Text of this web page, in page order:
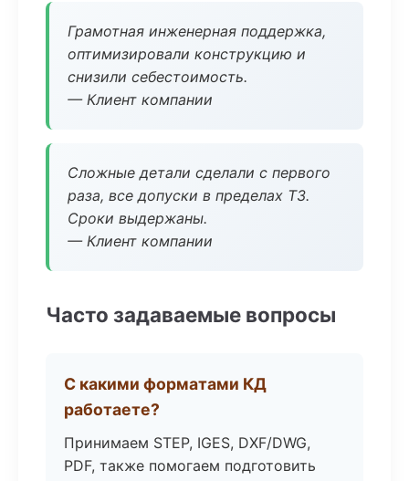
Грамотная инженерная поддержка,
оптимизировали конструкцию и
снизили себестоимость.
— Клиент компании
Сложные детали сделали с первого
раза, все допуски в пределах ТЗ.
Сроки выдержаны.
— Клиент компании
Часто задаваемые вопросы
С какими форматами КД
работаете?
Принимаем STEP, IGES, DXF/DWG,
PDF, также помогаем подготовить